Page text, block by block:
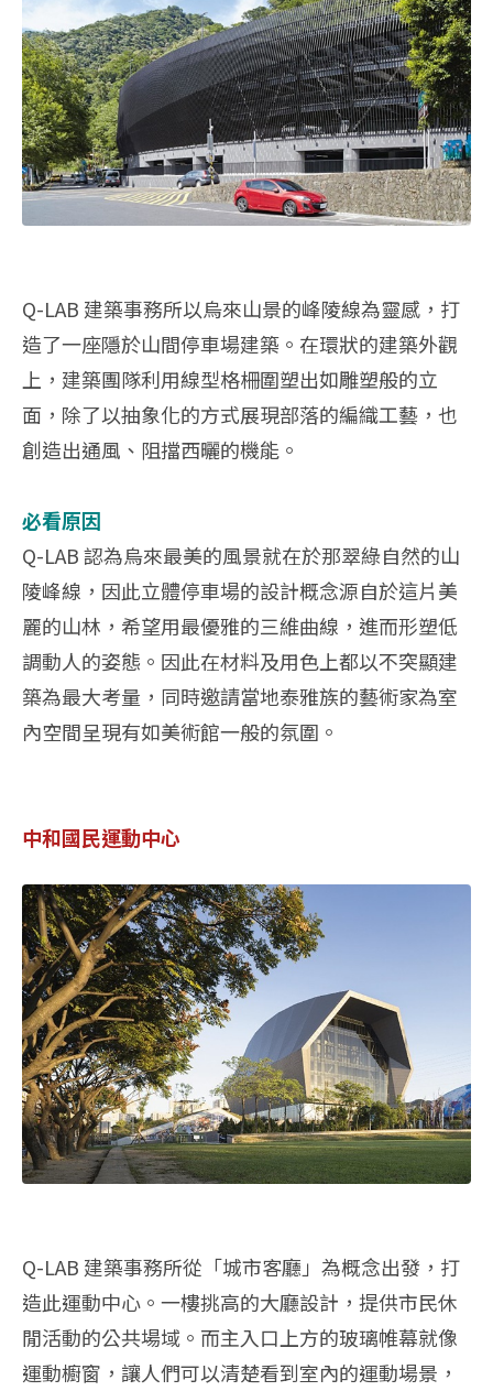
Q-LAB 建築事務所以烏來山景的峰陵線為靈感，打
造了一座隱於山間停車場建築。在環狀的建築外觀
上，建築團隊利用線型格柵圍塑出如雕塑般的立
面，除了以抽象化的方式展現部落的編織工藝，也
創造出通風、阻擋西曬的機能。
必看原因
Q-LAB 認為烏來最美的風景就在於那翠綠自然的山
陵峰線，因此立體停車場的設計概念源自於這片美
麗的山林，希望用最優雅的三維曲線，進而形塑低
調動人的姿態。因此在材料及用色上都以不突顯建
築為最大考量，同時邀請當地泰雅族的藝術家為室
內空間呈現有如美術館一般的氛圍。
中和國民運動中心
Q-LAB 建築事務所從「城市客廳」為概念出發，打
造此運動中心。一樓挑高的大廳設計，提供市民休
閒活動的公共場域。而主入口上方的玻璃帷幕就像
運動櫥窗，讓人們可以清楚看到室內的運動場景，